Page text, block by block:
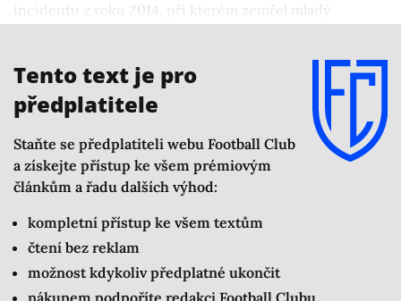
incidentu z roku 2014, při kterém zemřel mladý
Tento text je pro
předplatitele
Staňte se předplatiteli webu Football Club
a získejte přístup ke všem prémiovým
článkům a řadu dalších výhod:
kompletní přístup ke všem textům
čtení bez reklam
možnost kdykoliv předplatné ukončit